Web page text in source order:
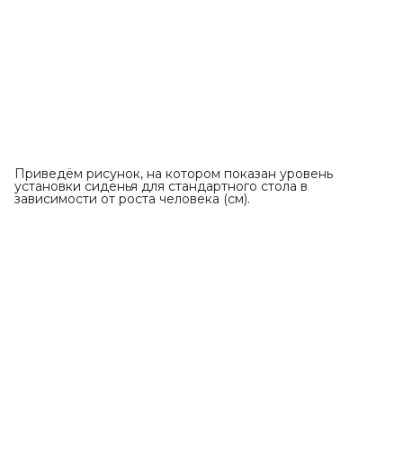
Приведём рисунок, на котором показан уровень
установки сиденья для стандартного стола в
зависимости от роста человека (см).